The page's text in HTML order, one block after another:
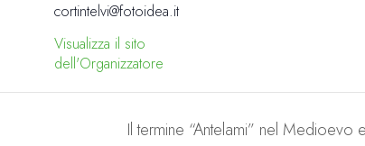
cortintelvi@fotoidea.it
Visualizza il sito
dell'Organizzatore
Il termine “Antelami” nel Medioevo